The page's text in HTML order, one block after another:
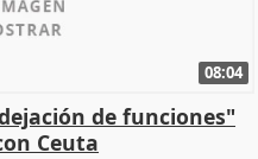
08:04
de funciones"
Ceuta